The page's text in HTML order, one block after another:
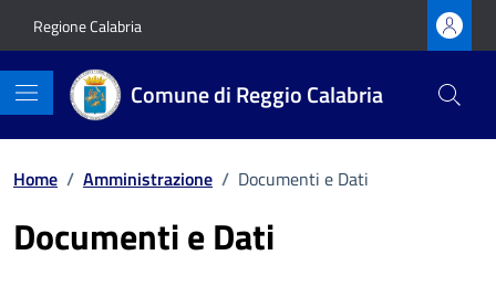
Regione Calabria
Comune di Reggio Calabria
Home / Amministrazione / Documenti e Dati
Documenti e Dati